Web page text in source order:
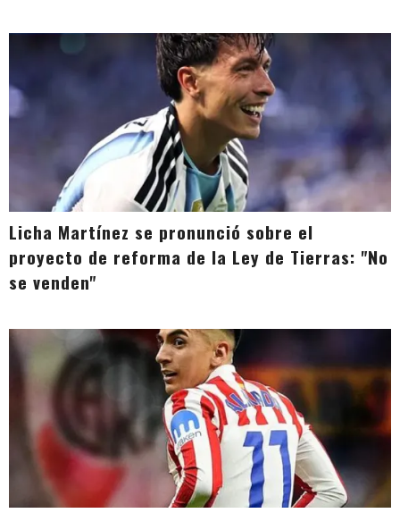
Licha Martínez se pronunció sobre el
proyecto de reforma de la Ley de Tierras: "No
se venden"